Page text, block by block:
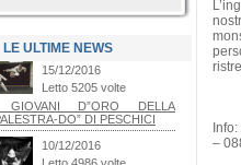
LE ULTIME NEWS
–